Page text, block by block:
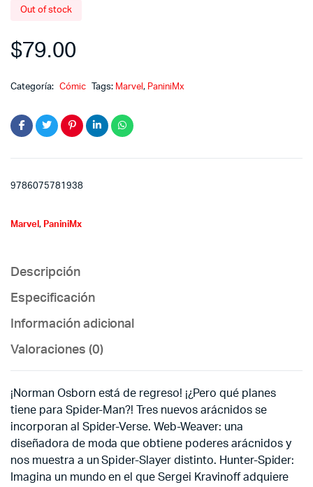
Out of stock
$79.00
Categoría: Cómic Tags: Marvel, PaniniMx
9786075781938
Marvel , PaniniMx
Descripción
Especificación
Información adicional
Valoraciones (0)
¡Norman Osborn está de regreso! ¡¿Pero qué planes
tiene para Spider-Man?! Tres nuevos arácnidos se
incorporan al Spider-Verse. Web-Weaver: una
diseñadora de moda que obtiene poderes arácnidos y
nos muestra a un Spider-Slayer distinto. Hunter-Spider:
Imagina un mundo en el que Sergei Kravinoff adquiere